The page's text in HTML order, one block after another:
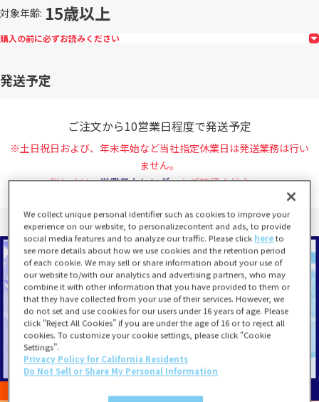
対象年齢 15歳以上
購入の前に必ずお読みください
発送予定
ご注文から10営業日程度で発送予定
※土日祝日および、年末年始など当社指定休業日は発送業務は行い
ません。
詳しくは、営業日カレンダーをご確認ください。
We collect unique personal identifier such as cookies to improve your
experience on our website, to personalizecontent and ads, to provide
social media features and to analyze our traffic. Please click hereto
see more details about how we use cookies and the retention period
of each cookie. We may sell or share information about your use of
our website to/with our analytics and advertising partners, who may
combine it with other information that you have provided to them or
that they have collected from your use of their services. However, we
do not set and use cookies for our users under 16 years of age. Please
click “Reject All Cookies” if you are under the age of 16 or to reject all
cookies. To customize your cookie settings, please click “Cookie
Settings”.
Privacy Policy for California Residents
Do Not Sell or Share My Personal Information